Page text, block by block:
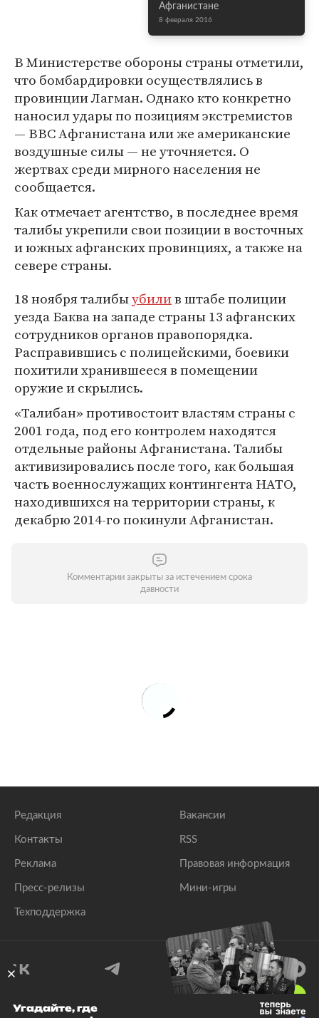
Афганистане
8 февраля 2016
В Министерстве обороны страны отметили,
что бомбардировки осуществлялись в
провинции Лагман. Однако кто конкретно
наносил удары по позициям экстремистов
— ВВС Афганистана или же американские
воздушные силы — не уточняется. О
жертвах среди мирного населения не
сообщается.
Как отмечает агентство, в последнее время
талибы укрепили свои позиции в восточных
и южных афганских провинциях, а также на
севере страны.
18 ноября талибыубилив штабе полиции
уезда Баква на западе страны 13 афганских
сотрудников органов правопорядка.
Расправившись с полицейскими, боевики
похитили хранившееся в помещении
оружие и скрылись.
«Талибан» противостоит властям страны с
2001 года, под его контролем находятся
отдельные районы Афганистана. Талибы
активизировались после того, как большая
часть военнослужащих контингента НАТО,
находившихся на территории страны, к
декабрю 2014-го покинули Афганистан.
Комментарии закрыты за истечением срока
давности
Редакция
Контакты
Реклама
Пресс-релизы
Техподдержка
Вакансии
RSS
Правовая информация
Мини-игры
Угадайте, где